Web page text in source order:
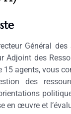
Général
Adjoint des
15 agents, vous
des
en œuvre et